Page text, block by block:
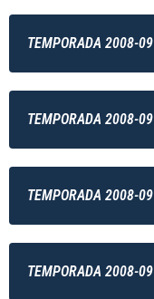
TEMPORADA 2008-09
TEMPORADA 2008-09
TEMPORADA 2008-09
TEMPORADA 2008-09